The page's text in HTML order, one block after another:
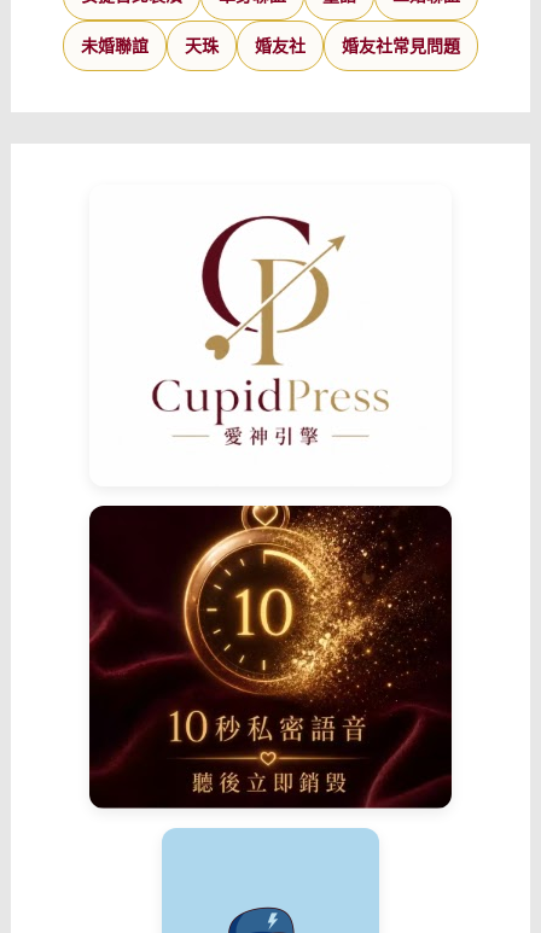
未婚聯誼 天珠 婚友社 婚友社常見問題